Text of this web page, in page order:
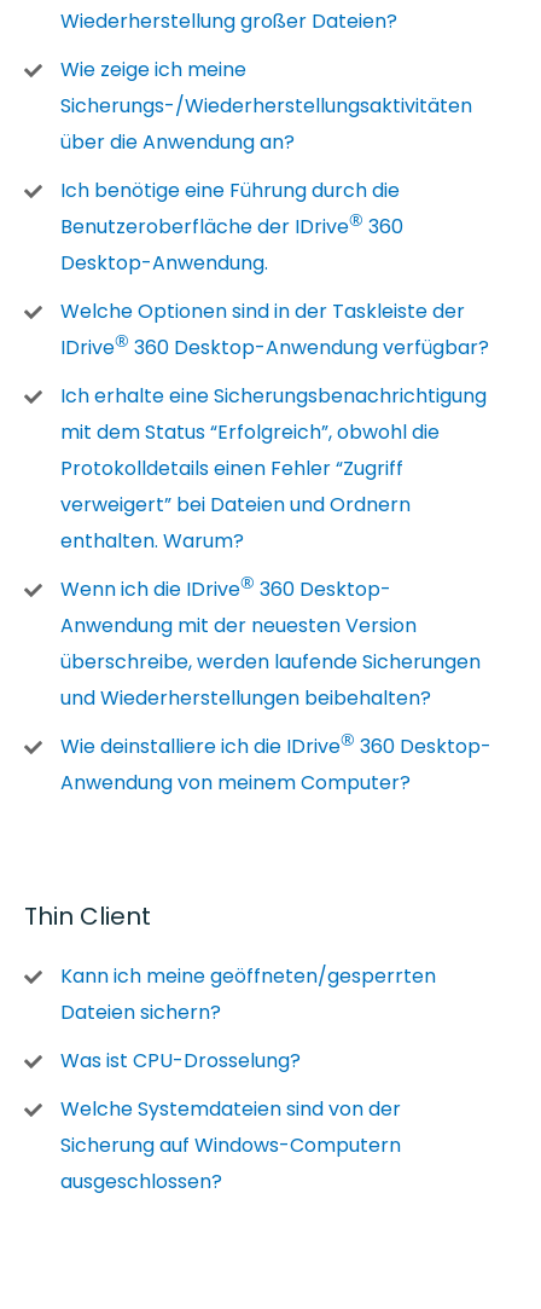
Wiederherstellung großer Dateien?
Wie zeige ich meine
Sicherungs-/Wiederherstellungsaktivitäten
über die Anwendung an?
Ich benötige eine Führung durch die
Benutzeroberfläche der IDrive® 360
Desktop-Anwendung.
Welche Optionen sind in der Taskleiste der
IDrive® 360 Desktop-Anwendung verfügbar?
Ich erhalte eine Sicherungsbenachrichtigung
mit dem Status “Erfolgreich”, obwohl die
Protokolldetails einen Fehler “Zugriff
verweigert” bei Dateien und Ordnern
enthalten. Warum?
Wenn ich die IDrive® 360 Desktop-
Anwendung mit der neuesten Version
überschreibe, werden laufende Sicherungen
und Wiederherstellungen beibehalten?
Wie deinstalliere ich die IDrive® 360 Desktop-
Anwendung von meinem Computer?
Thin Client
Kann ich meine geöffneten/gesperrten
Dateien sichern?
Was ist CPU-Drosselung?
Welche Systemdateien sind von der
Sicherung auf Windows-Computern
ausgeschlossen?